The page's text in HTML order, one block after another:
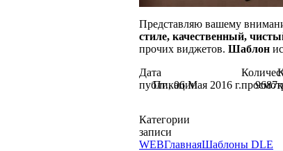
Представляю вашему
стиле, качественный,
прочих виджетов. Шаблон
Дата
публикации
Пт., 06 Мая 2016 г. 9687
Категории
записи
WEBГлавнаяШаблоны DLE